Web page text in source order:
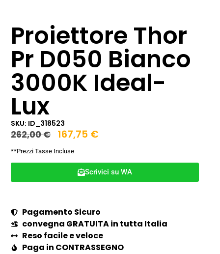
Proiettore Thor
Pr D050 Bianco
3000K Ideal-
Lux
SKU: ID_318523
262,00€ 167,75 €
**Prezzi Tasse Incluse
Scrivici su WA
Pagamento Sicuro
convegna GRATUITA in tutta Italia
Reso facile e veloce
Paga in CONTRASSEGNO